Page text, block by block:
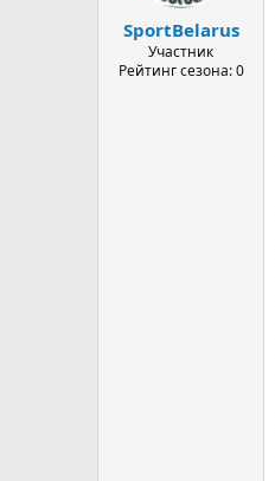
SportBelarus
Участник
Рейтинг сезона: 0